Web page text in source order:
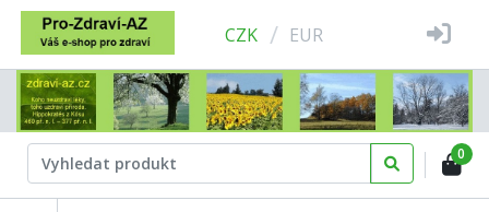
CZK / EUR
0